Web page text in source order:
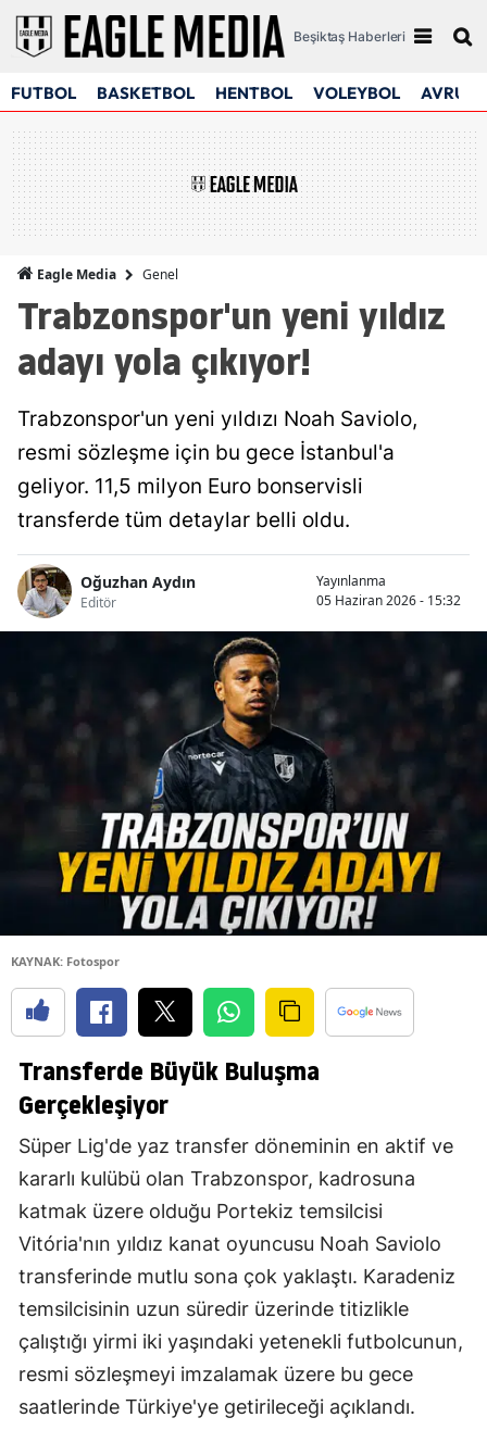
Beşiktaş Haberleri
FUTBOL BASKETBOL HENTBOL VOLEYBOL
Eagle Media Genel
Trabzonspor'un yeni yıldız
adayı yola çıkıyor!
Trabzonspor'un yeni yıldızı Noah Saviolo,
resmi sözleşme için bu gece İstanbul'a
geliyor. 11,5 milyon Euro bonservisli
transferde tüm detaylar belli oldu.
Oğuzhan Aydın
Editör
Yayınlanma
05 Haziran 2026 - 15:32
KAYNAK: Fotospor
Transferde Büyük Buluşma
Gerçekleşiyor
Süper Lig'de yaz transfer döneminin en aktif ve
kararlı kulübü olan Trabzonspor, kadrosuna
katmak üzere olduğu Portekiz temsilcisi
Vitória'nın yıldız kanat oyuncusu Noah Saviolo
transferinde mutlu sona çok yaklaştı. Karadeniz
temsilcisinin uzun süredir üzerinde titizlikle
çalıştığı yirmi iki yaşındaki yetenekli futbolcunun,
resmi sözleşmeyi imzalamak üzere bu gece
saatlerinde Türkiye'ye getirileceği açıklandı.